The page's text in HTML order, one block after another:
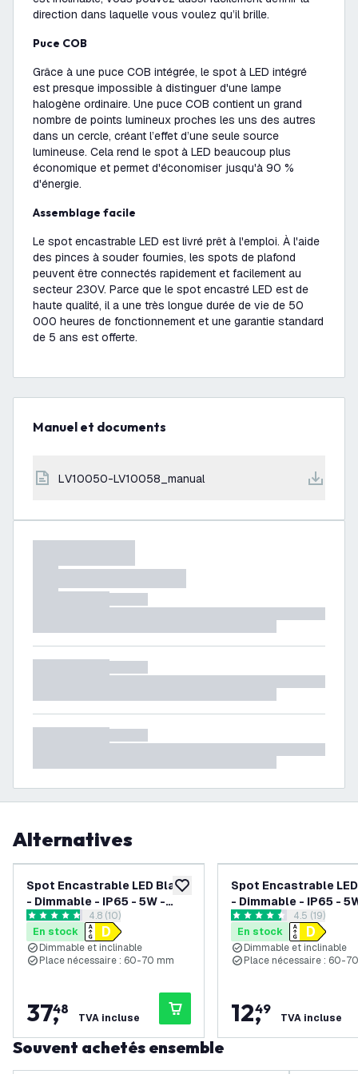
direction dans laquelle vous voulez qu’il brille.
Puce COB
Grâce à une puce COB intégrée, le spot à LED intégré
est presque impossible à distinguer d'une lampe
halogène ordinaire. Une puce COB contient un grand
nombre de points lumineux proches les uns des autres
dans un cercle, créant l’effet d’une seule source
lumineuse. Cela rend le spot à LED beaucoup plus
économique et permet d'économiser jusqu'à 90 %
d'énergie.
Assemblage facile
Le spot encastrable LED est livré prêt à l'emploi. À l'aide
des pinces à souder fournies, les spots de plafond
peuvent être connectés rapidement et facilement au
secteur 230V. Parce que le spot encastré LED est de
haute qualité, il a une très longue durée de vie de 50
000 heures de fonctionnement et une garantie standard
de 5 ans est offerte.
Manuel et documents
LV10050-LV10058_manual
Alternatives
ajouter à la liste de souhaits
Spot Encastrable LED Blanc
- Dimmable - IP65 - 5W -
CCT - ø74mm - 5 ans de
garantie - Convient pour la
salle de bain
ouvrir le tiroir des avis
4.8 étoiles de notation
4.8 (10)
En stock
Dimmable et inclinable
Place nécessaire : 60-70 mm
37,
48
TVA incluse
Spot Encastrable
- Dimmable - IP65 -
CCT - ø74mm - 5 ans
garantie - Convient
salle de bain
ouvrir le
4.5 étoiles de notation
4.5 (19)
En stock
Dimmable et inclinable
Place nécessaire : 60-
12,
49
TVA incluse
Souvent achetés ensemble